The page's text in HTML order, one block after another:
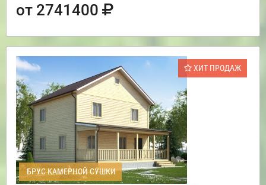
от 2741400
ХИТ ПРОДАЖ
БРУС КАМЕРНОЙ СУШКИ